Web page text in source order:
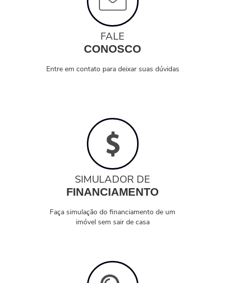
FALE
CONOSCO
Entre em contato para deixar suas dúvidas
SIMULADOR DE
FINANCIAMENTO
Faça simulação do financiamento de um
imóvel sem sair de casa